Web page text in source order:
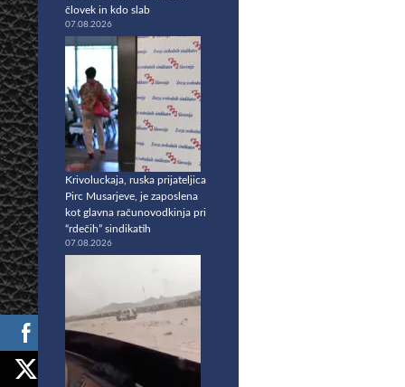
človek in kdo slab
07.08.2026
Krivoluckaja, ruska prijateljica
Pirc Musarjeve, je zaposlena
kot glavna računovodkinja pri
“rdečih” sindikatih
07.08.2026